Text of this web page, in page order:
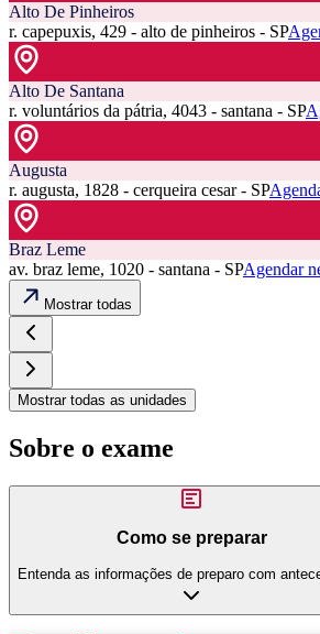
Alto De Pinheiros
r. capepuxis, 429 - alto de pinheiros - SP
Alto De Santana
r. voluntários da pátria, 4043 - santana - SP
Augusta
r. augusta, 1828 - cerqueira cesar - SP
Braz Leme
av. braz leme, 1020 - santana - SPAgendar
Mostrar todas
Mostrar todas as unidades
Sobre o exame
Como se preparar
Entenda as informações de preparo com